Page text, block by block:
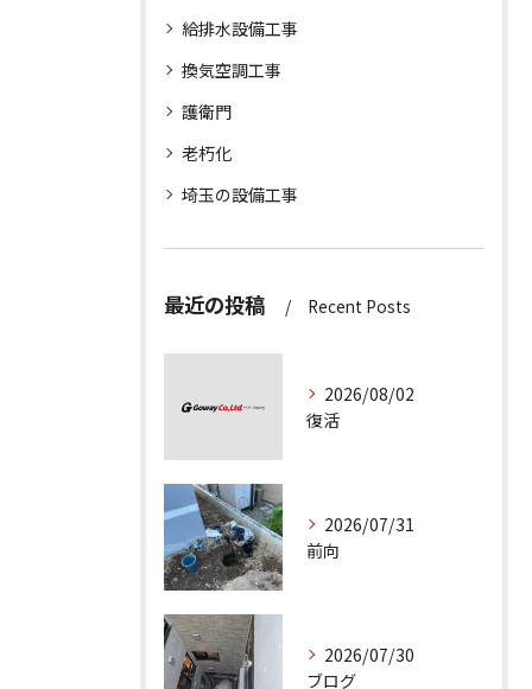
給排水設備工事
換気空調工事
護衛門
老朽化
埼玉の設備工事
最近の投稿 Recent Posts
2026/08/02
復活
2026/07/31
前向
2026/07/30
ブログ